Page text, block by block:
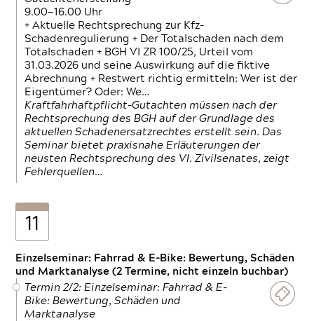
9.00—16.00 Uhr
+ Aktuelle Rechtsprechung zur Kfz-
Schadenregulierung + Der Totalschaden nach dem
Totalschaden + BGH VI ZR 100/25, Urteil vom
31.03.2026 und seine Auswirkung auf die fiktive
Abrechnung + Restwert richtig ermitteln: Wer ist der
Eigentümer? Oder: We…
Kraftfahrhaftpflicht-Gutachten müssen nach der
Rechtsprechung des BGH auf der Grundlage des
aktuellen Schadenersatzrechtes erstellt sein. Das
Seminar bietet praxisnahe Erläuterungen der
neusten Rechtsprechung des VI. Zivilsenates, zeigt
Fehlerquellen…
11
Einzelseminar: Fahrrad & E-Bike: Bewertung, Schäden
und Marktanalyse (2 Termine, nicht einzeln buchbar)
Termin 2/2: Einzelseminar: Fahrrad & E-
Bike: Bewertung, Schäden und
Marktanalyse